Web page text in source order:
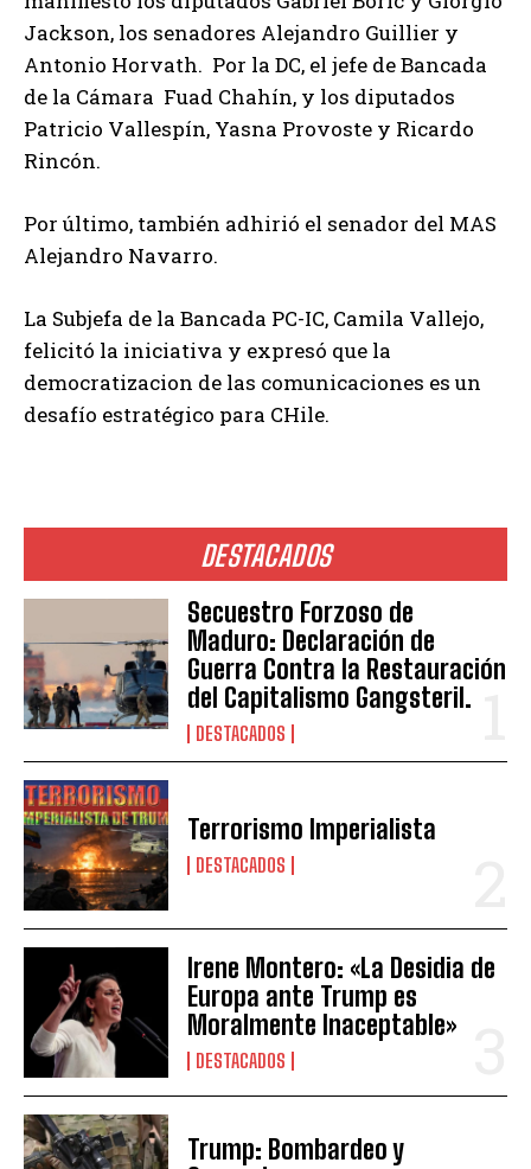
DESTACADOS
Secuestro Forzoso de
Maduro: Declaración de
Guerra Contra la Restauración
del Capitalismo Gangsteril.
DESTACADOS
Terrorismo Imperialista
DESTACADOS
Irene Montero: «La Desidia de
Europa ante Trump es
Moralmente Inaceptable»
DESTACADOS
Trump: Bombardeo y
Jackson, los senadores Alejandro Guillier y
Antonio Horvath. Por la DC, el jefe de Bancada
de la Cámara Fuad Chahín, y los diputados
Patricio Vallespín, Yasna Provoste y Ricardo
Rincón.
Por último, también adhirió el senador del MAS
Alejandro Navarro.
La Subjefa de la Bancada PC-IC, Camila Vallejo,
felicitó la iniciativa y expresó que la
democratizacion de las comunicaciones es un
desafío estratégico para CHile.